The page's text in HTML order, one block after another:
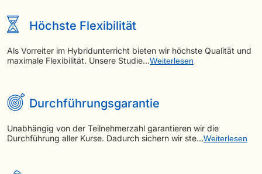
Höchste Flexibilität
Als Vorreiter im Hybridunterricht bieten wir höchste Qualität und
maximale Flexibilität. Unsere Studie…Weiterlesen
Durchführungsgarantie
Unabhängig von der Teilnehmerzahl garantieren wir die
Durchführung aller Kurse. Dadurch sichern wir ste…Weiterlesen